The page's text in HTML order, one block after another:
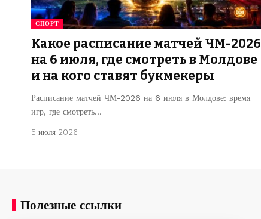
СПОРТ
Какое расписание матчей ЧМ-2026
на 6 июля, где смотреть в Молдове
и на кого ставят букмекеры
Расписание матчей ЧМ-2026 на 6 июля в Молдове: время
игр, где смотреть…
5 июля 2026
Полезные ссылки